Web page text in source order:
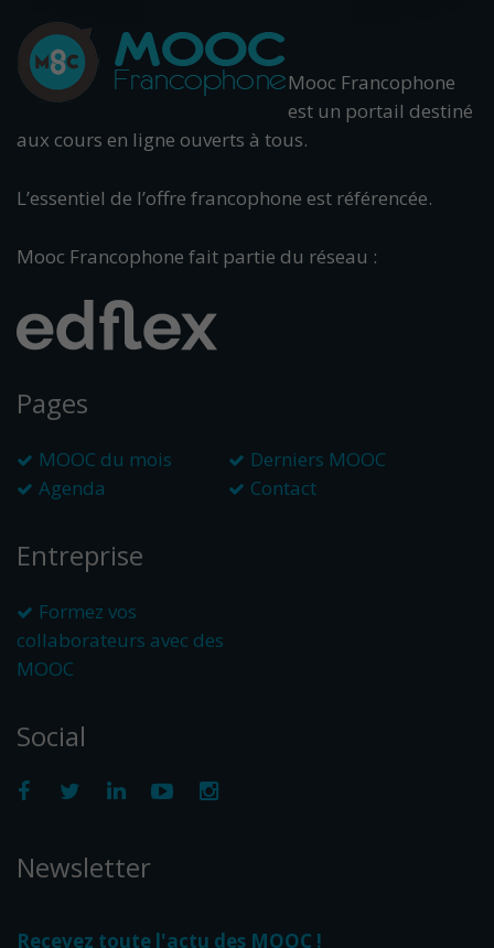
Mooc Francophone
est un portail destiné
aux cours en ligne ouverts à tous.
L’essentiel de l’offre francophone est référencée.
Mooc Francophone fait partie du réseau :
Pages
MOOC du mois
Derniers MOOC
Agenda
Contact
Entreprise
Formez vos
collaborateurs avec des
MOOC
Social
Newsletter
Recevez toute l'actu des MOOC !